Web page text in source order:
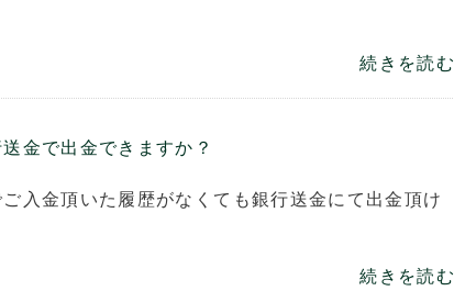
続きを読む
金で出金できますか？
入金頂いた履歴がなくても銀行送金にて出金頂け
続きを読む